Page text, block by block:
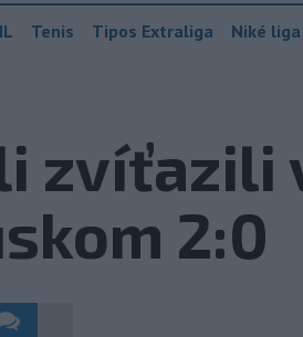
Tenis Tipos Extraliga Niké liga
zvíťazili
2:0